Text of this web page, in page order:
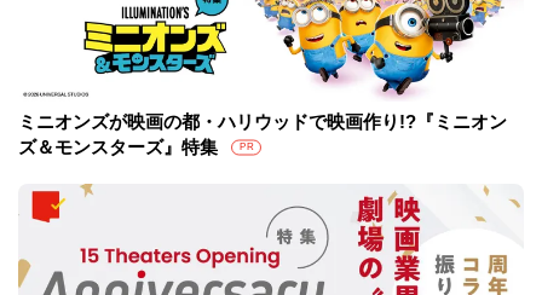
ミニオンズが映画の都・ハリウッドで映画作り!?『ミニオン
ズ＆モンスターズ』特集
PR